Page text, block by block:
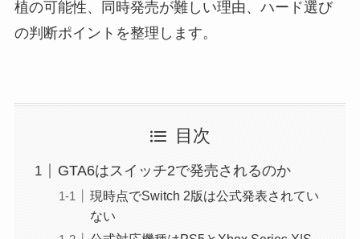
植の可能性、同時発売が難しい理由、ハード選び
の判断ポイントを整理します。
目次
GTA6はスイッチ2で発売されるのか
現時点でSwitch 2版は公式発表されてい
ない